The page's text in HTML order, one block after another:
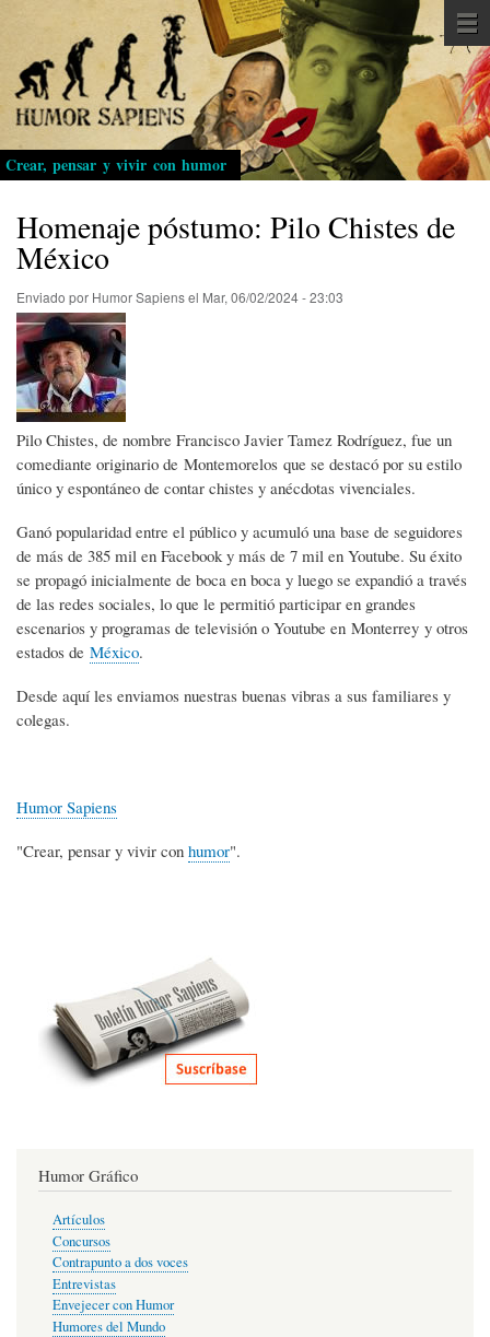
Pasar
al
contenido
principal
Crear, pensar y vivir con humor
Homenaje póstumo: Pilo Chistes de
México
Enviado por Humor Sapiensel Mar, 06/02/2024 - 23:03
Pilo Chistes, de nombre Francisco Javier Tamez Rodríguez, fue un
comediante originario de Montemorelos que se destacó por su estilo
único y espontáneo de contar chistes y anécdotas vivenciales.
Ganó popularidad entre el público y acumuló una base de seguidores
de más de 385 mil en Facebook y más de 7 mil en Youtube. Su éxito
se propagó inicialmente de boca en boca y luego se expandió a través
de las redes sociales, lo que le permitió participar en grandes
escenarios y programas de televisión o Youtube en Monterrey y otros
estados de México.
Desde aquí les enviamos nuestras buenas vibras a sus familiares y
colegas.
Humor Sapiens
"Crear, pensar y vivir con humor".
Humor Gráfico
Artículos
Concursos
Contrapunto a dos voces
Entrevistas
Envejecer con Humor
Humores del Mundo